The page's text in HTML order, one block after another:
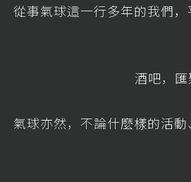
從事氣球這一行多年的我們
酒吧，
氣球亦然，不論什麼樣的活